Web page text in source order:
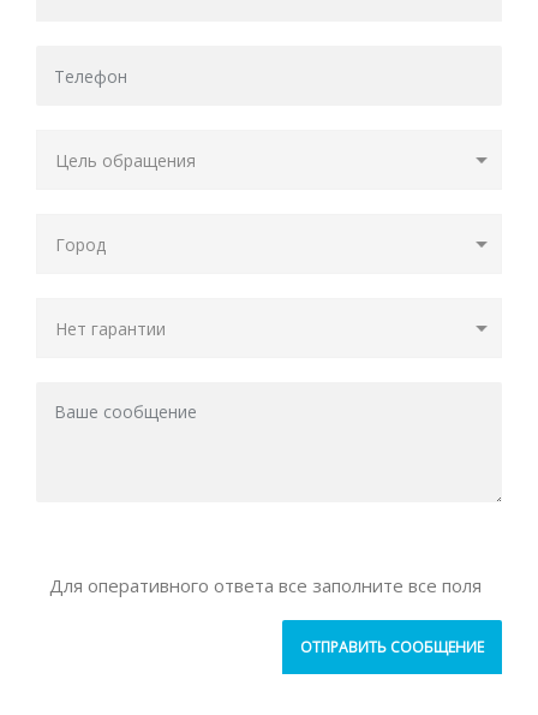
Для оперативного ответа все заполните все поля